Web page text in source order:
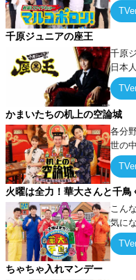
出で
千原ジュニアの座王
千原
日本
ーム
ケ・
タを
かまいたちの机上の空論城
各分
世の
みた
論”に
火曜は全力！華大さんと千鳥
こん
気に
ー！
ちゃちゃ入れマンデー